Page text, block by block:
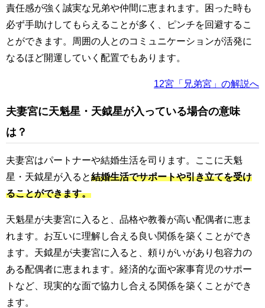
責任感が強く誠実な兄弟や仲間に恵まれます。困った時も
必ず手助けしてもらえることが多く、ピンチを回避するこ
とができます。周囲の人とのコミュニケーションが活発に
なるほど開運していく配置でもあります。
12宮「兄弟宮」の解説へ
夫妻宮に天魁星・天鉞星が入っている場合の意味
は？
夫妻宮はパートナーや結婚生活を司ります。ここに天魁
星・天鉞星が入ると結婚生活でサポートや引き立てを受け
ることができます。
天魁星が夫妻宮に入ると、品格や教養が高い配偶者に恵ま
れます。お互いに理解し合える良い関係を築くことができ
ます。天鉞星が夫妻宮に入ると、頼りがいがあり包容力の
ある配偶者に恵まれます。経済的な面や家事育児のサポー
トなど、現実的な面で協力し合える関係を築くことができ
ます。